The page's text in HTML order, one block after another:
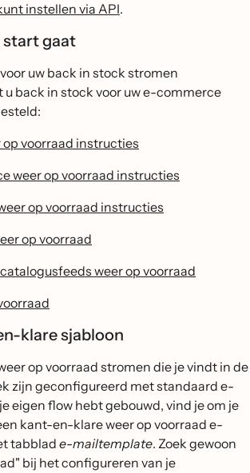
instellen via API.
start gaat
uw back in stock stromen
back in stock voor uw e-commerce
voorraad instructies
weer op voorraad instructies
op voorraad instructies
op voorraad
weer op voorraad
klare sjabloon
op voorraad stromen die je vindt in de
zijn geconfigureerd met standaard e-
eigen flow hebt gebouwd, vind je om je
kant-en-klare weer op voorraad e-
tabblad e-mailtemplate. Zoek gewoon
bij het configureren van je